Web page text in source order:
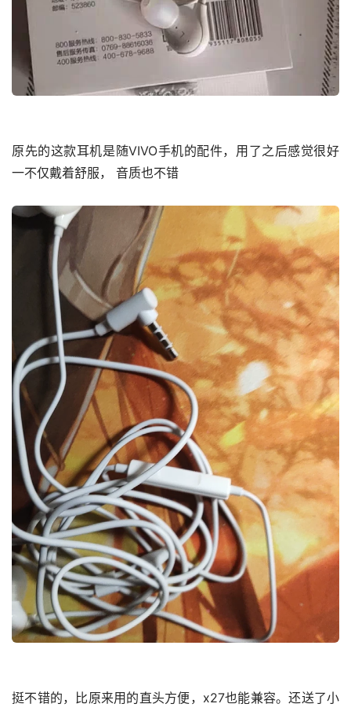
原先的这款耳机是随VIVO手机的配件，用了之后感觉很好
一不仅戴着舒服， 音质也不错
挺不错的，比原来用的直头方便，x27也能兼容。还送了小